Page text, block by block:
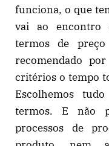
funciona, o que
vai ao encontro
termos de
recomendado
critérios o tempo
Escolhemos
termos. E não
processos de